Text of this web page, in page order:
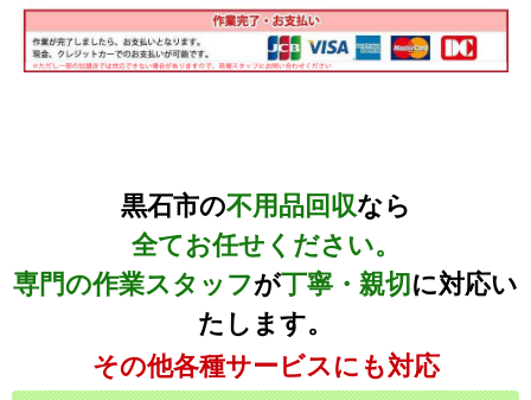
黒石市の不用品回収なら
全てお任せください。
専門の作業スタッフが丁寧・親切 に対応い
たします。
その他各種サービスにも対応